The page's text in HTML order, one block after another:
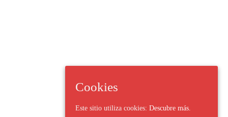
Cookies
Este sitio utiliza cookies: Descubre más.